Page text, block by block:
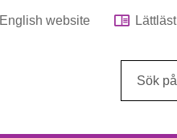
English website Lättläst